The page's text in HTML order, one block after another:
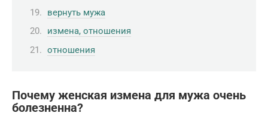
вернуть мужа
измена, отношения
отношения
Почему женская измена для мужа очень
болезненна?